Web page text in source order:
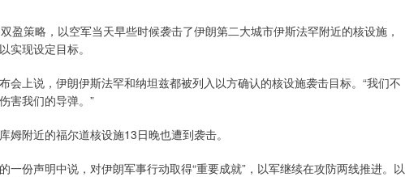
策略，以空军当天早些时候袭击了伊朗第二大城市伊斯法罕附近的核设施，
实现设定目标。
上说，伊朗伊斯法罕和纳坦兹都被列入以方确认的核设施袭击目标。“我们不
害我们的导弹。”
附近的福尔道核设施13日晚也遭到袭击。
份声明中说，对伊朗军事行动取得“重要成就”，以军继续在攻防两线推进。以